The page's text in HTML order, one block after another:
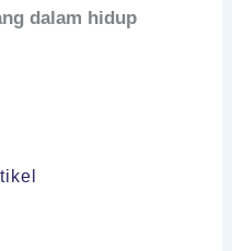
dalam hidup